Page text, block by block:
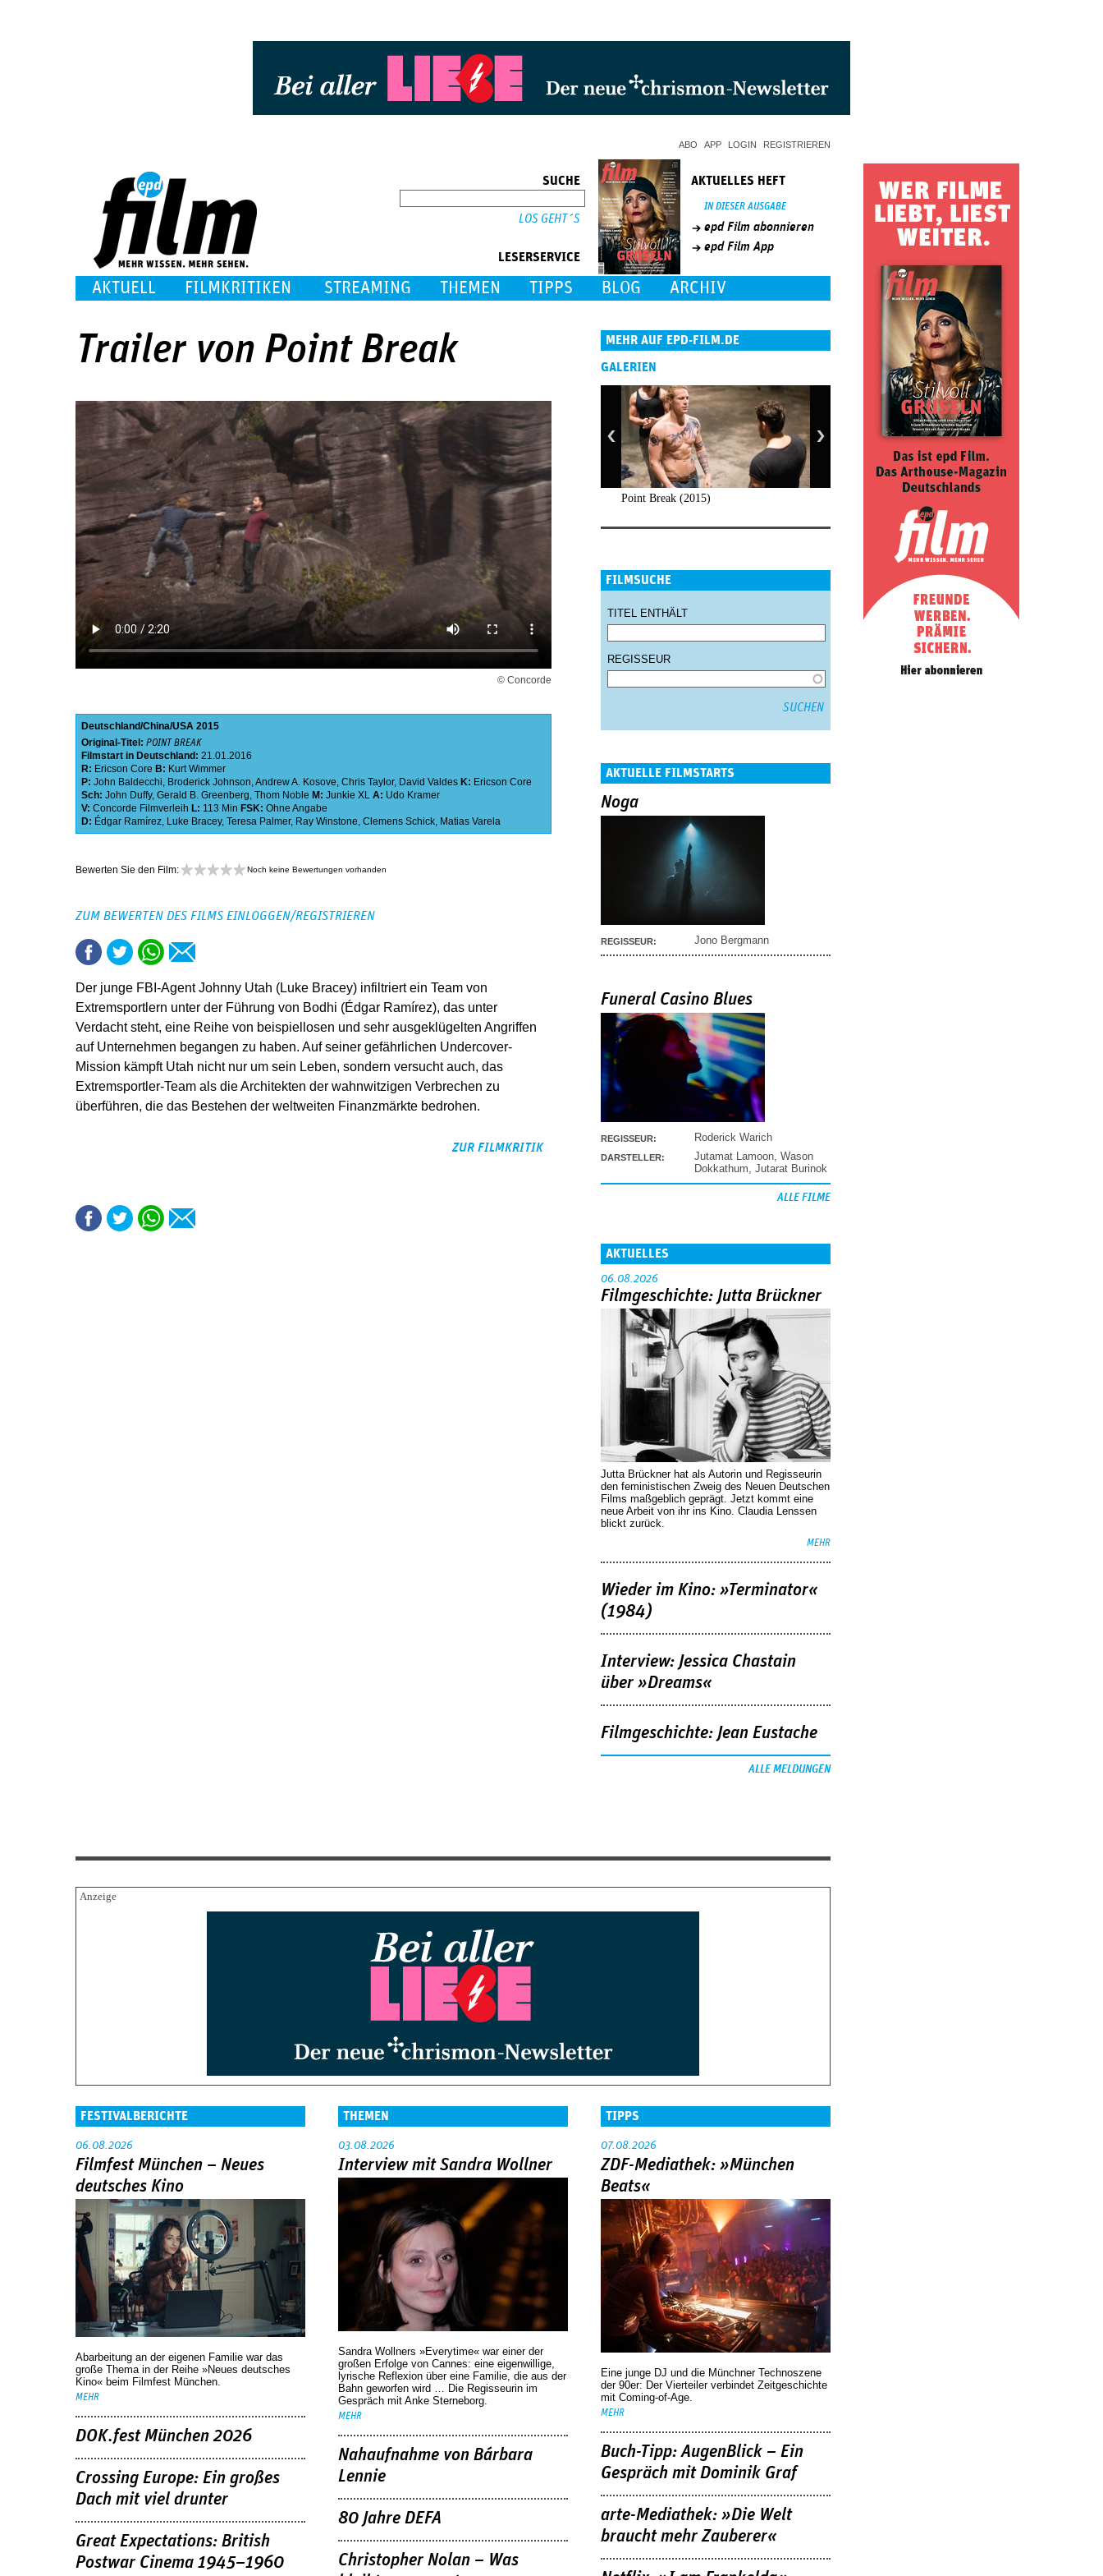
ABO APP LOGIN REGISTRIEREN
SUCHE
LESERSERVICE
AKTUELLES HEFT
IN DIESER AUSGABE
epd Film abonnieren
epd Film App
AKTUELL FILMKRITIKEN STREAMING THEMEN TIPPS BLOG ARCHIV
Trailer von Point Break
© Concorde
Deutschland China USA 2015
Original-Titel: POINT BREAK
Filmstart in Deutschland: 21.01.2016
R: Ericson Core B: Kurt Wimmer
P: John Baldecchi, Broderick Johnson,Andrew A. Kosove, Chris Taylor, David Valdes K: Ericson Core
Sch: John Duffy, Gerald B. Greenberg, Thom Noble M: Junkie XL A: Udo Kramer
V: Concorde Filmverleih L: 113 Min FSK: Ohne Angabe
D: Édgar Ramírez, Luke Bracey, Teresa Palmer, Ray Winstone, Clemens Schick, Matias Varela
Bewerten Sie den Film: Noch keine Bewertungen vorhanden
ZUM BEWERTEN DES FILMS EINLOGGEN/REGISTRIEREN
Der junge FBI-Agent Johnny Utah (Luke Bracey) infiltriert ein Team von
Extremsportlern unter der Führung von Bodhi (Édgar Ramírez), das unter
Verdacht steht, eine Reihe von beispiellosen und sehr ausgeklügelten Angriffen
auf Unternehmen begangen zu haben. Auf seiner gefährlichen Undercover-
Mission kämpft Utah nicht nur um sein Leben, sondern versucht auch, das
Extremsportler-Team als die Architekten der wahnwitzigen Verbrechen zu
überführen, die das Bestehen der weltweiten Finanzmärkte bedrohen.
ZUR FILMKRITIK
MEHR AUF EPD-FILM.DE
GALERIEN
Point Break (2015)
FILMSUCHE
TITEL ENTHÄLT
REGISSEUR
AKTUELLE FILMSTARTS
Noga
REGISSEUR: Jono Bergmann
Funeral Casino Blues
REGISSEUR: Roderick Warich
DARSTELLER: Jutamat Lamoon Wason
Dokkathum Jutarat Burinok
ALLE FILME
AKTUELLES
06.08.2026
Filmgeschichte: Jutta Brückner
Jutta Brückner hat als Autorin und Regisseurin
den feministischen Zweig des Neuen Deutschen
Films maßgeblich geprägt. Jetzt kommt eine
neue Arbeit von ihr ins Kino. Claudia Lenssen
blickt zurück.
MEHR
Wieder im Kino: »Terminator«
(1984)
Interview: Jessica Chastain
über »Dreams«
Filmgeschichte: Jean Eustache
ALLE MELDUNGEN
FESTIVALBERICHTE
06.08.2026
Filmfest München – Neues
deutsches Kino
Abarbeitung an der eigenen Familie war das
große Thema in der Reihe »Neues deutsches
Kino« beim Filmfest München.
MEHR
DOK.fest München 2026
Crossing Europe: Ein großes
Dach mit viel drunter
Great Expectations: British
Postwar Cinema 1945–1960
THEMEN
03.08.2026
Interview mit Sandra Wollner
Sandra Wollners »Everytime« war einer der
großen Erfolge von Cannes: eine eigenwillige,
lyrische Reflexion über eine ­Familie, die aus der
Bahn geworfen wird … Die Regisseurin im
Gespräch mit Anke Sterneborg.
MEHR
Nahaufnahme von Bárbara
Lennie
80 Jahre DEFA
Christopher Nolan – Was
TIPPS
07.08.2026
ZDF-Mediathek: »München
Beats«
Eine junge DJ und die Münchner Technoszene
der 90er: Der Vierteiler verbindet Zeitgeschichte
mit Coming-of-Age.
MEHR
Buch-Tipp: AugenBlick – Ein
Gespräch mit Dominik Graf
arte-Mediathek: »Die Welt
braucht mehr Zauberer«